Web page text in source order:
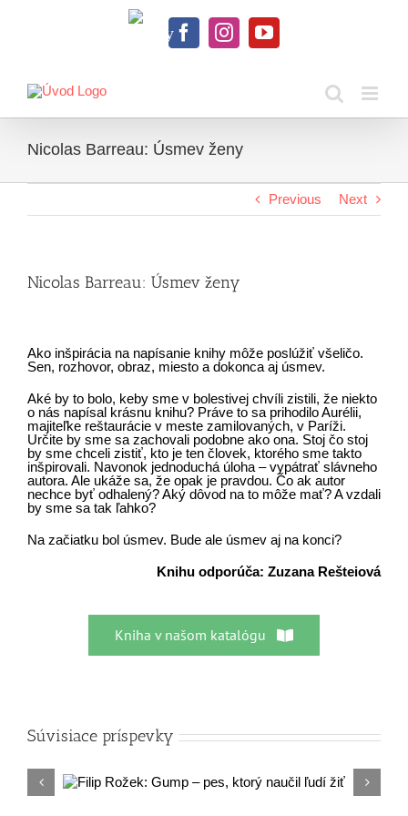
KnihyFacebookInstagramYouTube
Nicolas Barreau: Úsmev ženy
Previous Next
Nicolas Barreau: Úsmev ženy
Ako inšpirácia na napísanie knihy môže poslúžiť všeličo.
Sen, rozhovor, obraz, miesto a dokonca aj úsmev.
Aké by to bolo, keby sme v bolestivej chvíli zistili, že niekto
o nás napísal krásnu knihu? Práve to sa prihodilo Aurélii,
majiteľke reštaurácie v meste zamilovaných, v Paríži.
Určite by sme sa zachovali podobne ako ona. Stoj čo stoj
by sme chceli zistiť, kto je ten človek, ktorého sme takto
inšpirovali. Navonok jednoduchá úloha – vypátrať slávneho
autora. Ale ukáže sa, že opak je pravdou. Čo ak autor
nechce byť odhalený? Aký dôvod na to môže mať? A vzdali
by sme sa tak ľahko?
Na začiatku bol úsmev. Bude ale úsmev aj na konci?
Knihu odporúča: Zuzana Rešteiová
Kniha v našom katalógu
Súvisiace príspevky
Dana